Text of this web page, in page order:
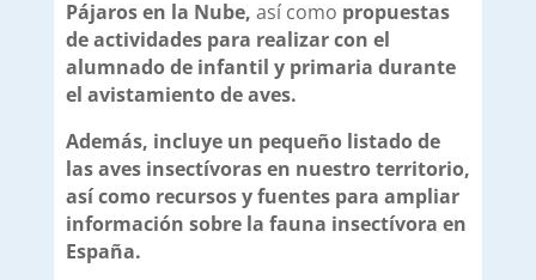
Pájaros en la Nube, así como propuestas
de actividades para realizar con el
alumnado de infantil y primaria durante
el avistamiento de aves.
Además, incluye un pequeño listado de
las aves insectívoras en nuestro territorio,
así como recursos y fuentes para ampliar
información sobre la fauna insectívora en
España.